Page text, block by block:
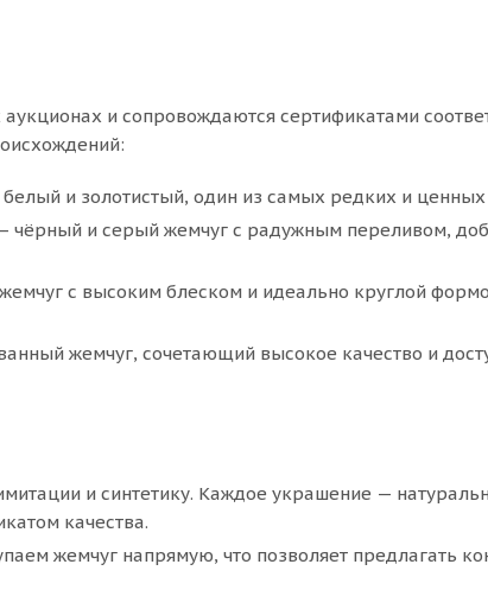
и сопровождаются сертификатами
и золотистый, один из самых редких и
чёрный и серый жемчуг с радужным переливом,
с высоким блеском и идеально круглой
жемчуг, сочетающий высокое качество и
и синтетику. Каждое украшение —
качества.
жемчуг напрямую, что позволяет предлагать